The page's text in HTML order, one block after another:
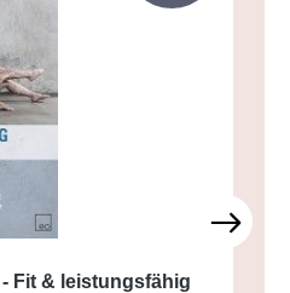
Fit & leistungsfähig